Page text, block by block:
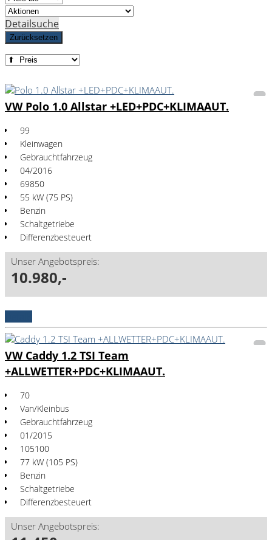
Detailsuche
Zurücksetzen
VW Polo 1.0 Allstar +LED+PDC+KLIMAAUT.
99
Kleinwagen
Gebrauchtfahrzeug
04/2016
69850
55 kW (75 PS)
Benzin
Schaltgetriebe
Differenzbesteuert
Unser Angebotspreis:
10.980,-
VW Caddy 1.2 TSI Team
+ALLWETTER+PDC+KLIMAAUT.
70
Van/Kleinbus
Gebrauchtfahrzeug
01/2015
105100
77 kW (105 PS)
Benzin
Schaltgetriebe
Differenzbesteuert
Unser Angebotspreis: